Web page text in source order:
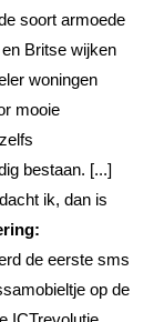
soort armoede
Britse wijken
woningen
mooie
bestaan. [...]
ik, dan is
de eerste sms
op de